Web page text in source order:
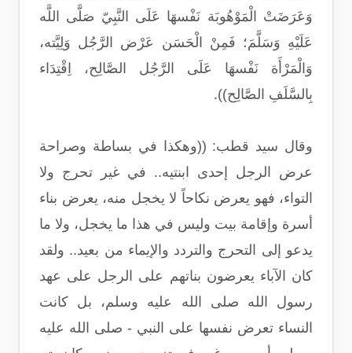
وَعَرَضَتْ الْمَوْهُوبَة نَفْسهَا عَلَى النَّبِيّ صَلَّى اللَّه
عَلَيْهِ وَسَلَّمَ؛ فَمِنْ الْحَسَن عَرْض الرَّجُل وَلِيَّته،
وَالْمَرْأَة نَفْسهَا عَلَى الرَّجُل الصَّالِح، اِقْتِدَاء
بِالسَّلَفِ الصَّالِح)).
وقال سيد قطب: ((وهكذا في بساطة وصراحة
عرض الرجل إحدى ابنتيه.. في غير تحرج ولا
التواء، فهو يعرض نكاحاً لا يخجل منه، يعرض بناء
أسرة وإقامة بيت وليس في هذا ما يخجل، ولا ما
يدعو إلى التحرج والتردد والإيماء من بعيد.. ولقد
كان الآباء يعرضون بناتهم على الرجل على عهد
رسول الله صلى الله عليه وسلم، بل كانت
النساء تعرض نفسها على النبي - صلى الله عليه